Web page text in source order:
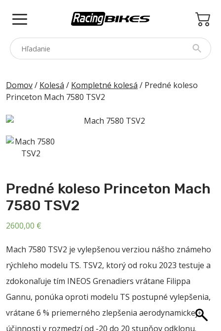
PINARELLO
SPEZZOTTO
PRINCETON
ZNAČKY
BAZÁR
O NÁS
BLOG
KONTAKT
SALE
Domov/ Kolesá / Kompletné kolesá / Predné koleso
Princeton Mach 7580 TSV2
Predné koleso Princeton Mach
7580 TSV2
2600,00 €
Mach 7580 TSV2 je vylepšenou verziou nášho známeho
rýchleho modelu TS. TSV2, ktorý od roku 2023 testuje a
zdokonaľuje tím INEOS Grenadiers vrátane Filippa
Gannu, ponúka oproti modelu TS postupné vylepšenia,
vrátane 6 % priemerného zlepšenia aerodynamickej
účinnosti v rozmedzí od -20 do 20 stupňov odklonu.